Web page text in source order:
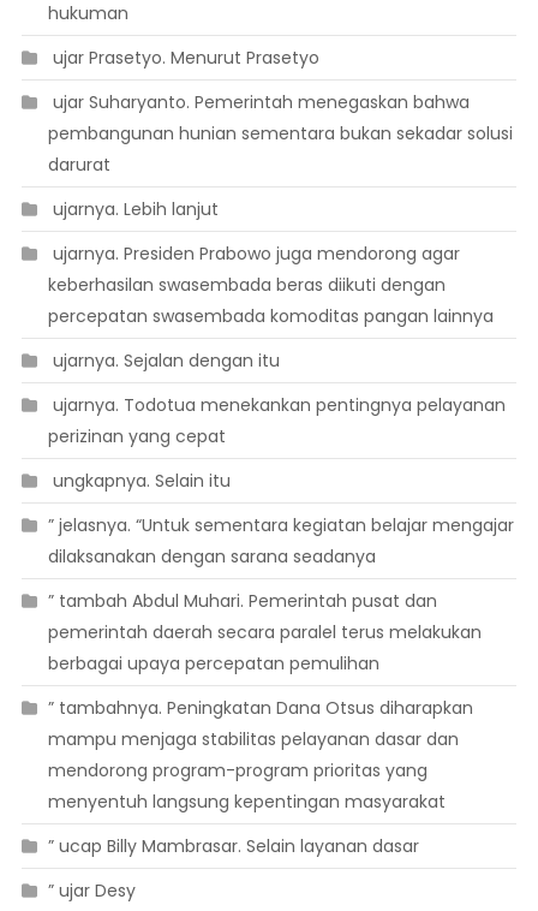
hukuman
 ujar Prasetyo. Menurut Prasetyo
 ujar Suharyanto. Pemerintah menegaskan bahwa
pembangunan hunian sementara bukan sekadar solusi
darurat
 ujarnya. Lebih lanjut
 ujarnya. Presiden Prabowo juga mendorong agar
keberhasilan swasembada beras diikuti dengan
percepatan swasembada komoditas pangan lainnya
 ujarnya. Sejalan dengan itu
 ujarnya. Todotua menekankan pentingnya pelayanan
perizinan yang cepat
 ungkapnya. Selain itu
” jelasnya. “Untuk sementara kegiatan belajar mengajar
dilaksanakan dengan sarana seadanya
” tambah Abdul Muhari. Pemerintah pusat dan
pemerintah daerah secara paralel terus melakukan
berbagai upaya percepatan pemulihan
” tambahnya. Peningkatan Dana Otsus diharapkan
mampu menjaga stabilitas pelayanan dasar dan
mendorong program-program prioritas yang
menyentuh langsung kepentingan masyarakat
” ucap Billy Mambrasar. Selain layanan dasar
” ujar Desy